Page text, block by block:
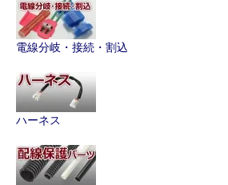
電線分岐・接続・割込
ハーネス